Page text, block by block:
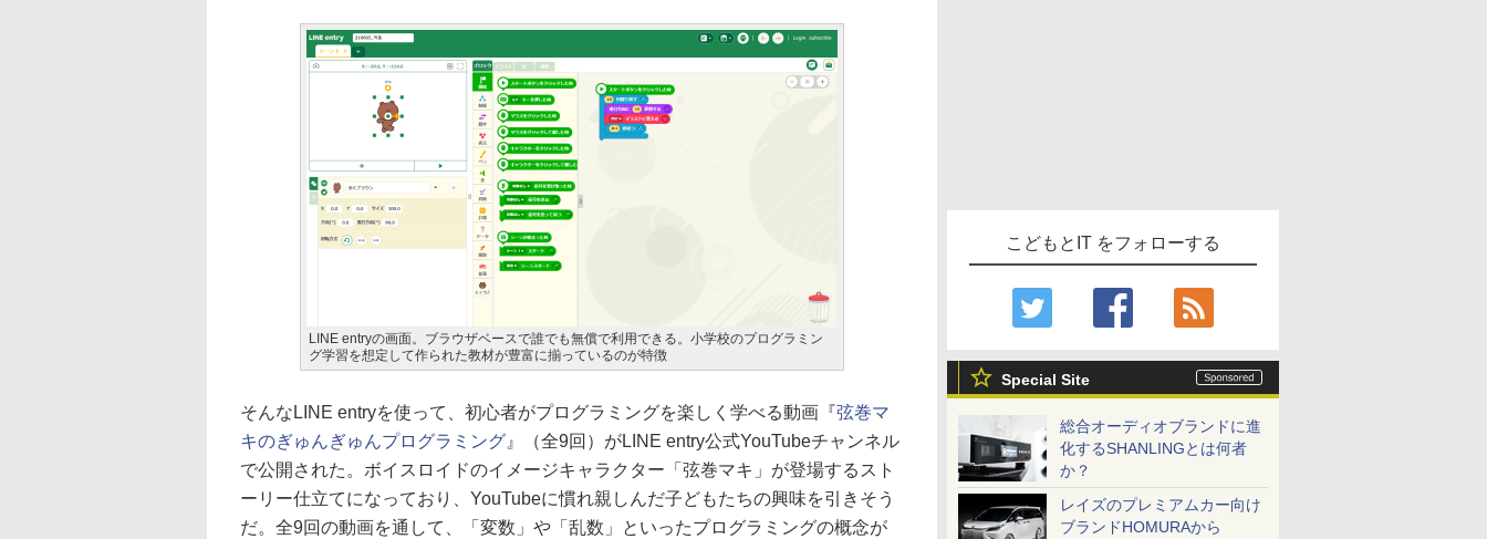
こどもとIT をフォローする
Special Site
総合オーディオブランドに進
化するSHANLINGとは何者
か？
レイズのプレミアムカー向け
ブランドHOMURAから
LINE entryの画面。ブラウザベースで誰でも無償で利用できる。小学校のプログラミン
グ学習を想定して作られた教材が豊富に揃っているのが特徴
そんなLINE entryを使って、初心者がプログラミングを楽しく学べる動画『弦巻マ
キのぎゅんぎゅんプログラミング 』（全9回）がLINE entry公式YouTubeチャンネル
で公開された。ボイスロイドのイメージキャラクター「弦巻マキ」が登場するスト
ーリー仕立てになっており、YouTubeに慣れ親しんだ子どもたちの興味を引きそう
だ。全9回の動画を通して、「変数」や「乱数」といったプログラミングの概念が